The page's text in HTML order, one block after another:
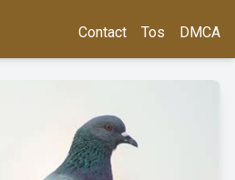
Contact Tos DMCA